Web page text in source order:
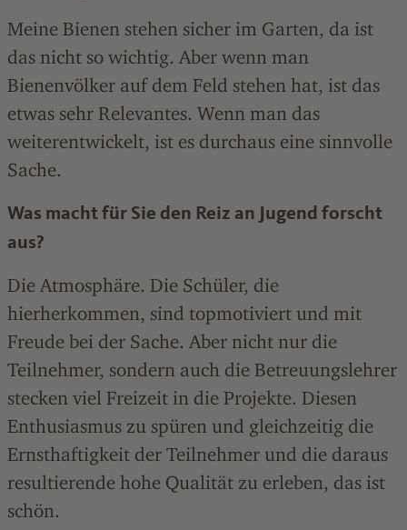
Meine Bienen stehen sicher im Garten, da ist
das nicht so wichtig. Aber wenn man
Bienenvölker auf dem Feld stehen hat, ist das
etwas sehr Relevantes. Wenn man das
weiterentwickelt, ist es durchaus eine sinnvolle
Sache.
Was macht für Sie den Reiz an Jugend forscht
aus?
Die Atmosphäre. Die Schüler, die
hierherkommen, sind topmotiviert und mit
Freude bei der Sache. Aber nicht nur die
Teilnehmer, sondern auch die Betreuungslehrer
stecken viel Freizeit in die Projekte. Diesen
Enthusiasmus zu spüren und gleichzeitig die
Ernsthaftigkeit der Teilnehmer und die daraus
resultierende hohe Qualität zu erleben, das ist
schön.